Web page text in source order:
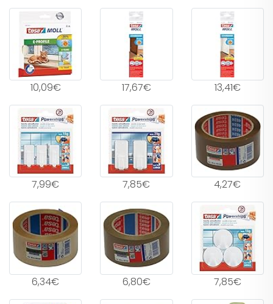
10,09€ 17,67€ 13,41€
7,99€ 7,85€ 4,27€
6,34€ 6,80€ 7,85€